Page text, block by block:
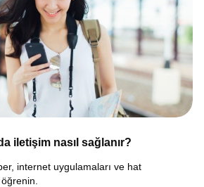
iletişim nasıl sağlanır?
internet uygulamaları ve hat